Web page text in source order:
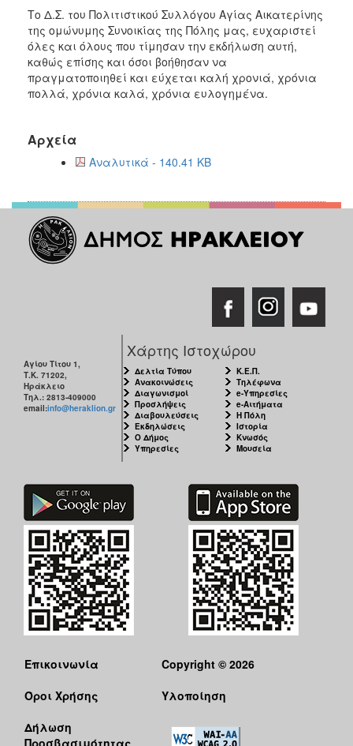
Το Δ.Σ. του Πολιτιστικού Συλλόγου Αγίας Αικατερίνης
της ομώνυμης Συνοικίας της Πόλης μας, ευχαριστεί
όλες και όλους που τίμησαν την εκδήλωση αυτή,
καθώς επίσης και όσοι βοήθησαν να
πραγματοποιηθεί και εύχεται καλή χρονιά, χρόνια
πολλά, χρόνια καλά, χρόνια ευλογημένα.
Αρχεία
Αναλυτικά - 140.41 KB
Αγίου Τίτου 1,
Τ.Κ. 71202,
Ηράκλειο
Τηλ.: 2813-409000
email:info@heraklion.gr
Χάρτης Ιστοχώρου
Δελτία Τύπου
Ανακοινώσεις
Διαγωνισμοί
Προσλήψεις
Διαβουλεύσεις
Εκδηλώσεις
Ο Δήμος
Υπηρεσίες
Κ.Ε.Π.
Τηλέφωνα
e-Υπηρεσίες
e-Αιτήματα
Η Πόλη
Ιστορία
Κνωσός
Μουσεία
Επικοινωνία
Όροι Χρήσης
Δήλωση
Copyright © 2026
Υλοποίηση